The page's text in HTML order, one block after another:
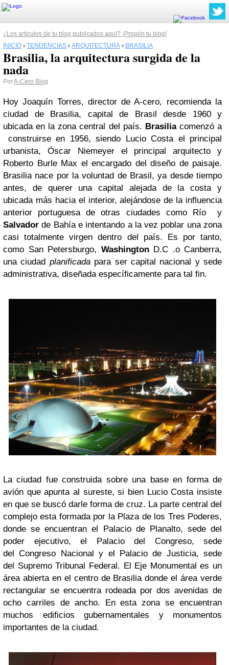
¿Los artículos de tu blog publicados aquí? ¡Propón tu blog!
INICIO › TENDENCIAS › ARQUITECTURA › BRASILIA
Brasilia, la arquitectura surgida de la
nada
PorA-Cero Blog
Hoy Joaquín Torres, director de A-cero, recomienda la
ciudad de Brasilia, capital de Brasil desde 1960 y
ubicada en la zona central del país. Brasiliacomenzó a
construirse en 1956, siendo Lucio Costa el principal
urbanista, Óscar Niemeyer el principal arquitecto y
Roberto Burle Max el encargado del diseño de paisaje.
Brasilia nace por la voluntad de Brasil, ya desde tiempo
antes, de querer una capital alejada de la costa y
ubicada más hacia el interior, alejándose de la influencia
anterior portuguesa de otras ciudades como Río y
Salvador de Bahía e intentando a la vez poblar una zona
casi totalmente virgen dentro del país. Es por tanto,
como San Petersburgo, WashingtonD.C .o Canberra,
una ciudad planificada para ser capital nacional y sede
administrativa, diseñada específicamente para tal fin.
La ciudad fue construida sobre una base en forma de
avión que apunta al sureste, si bien Lucio Costa insiste
en que se buscó darle forma de cruz. La parte central del
complejo esta formada por la Plaza de los Tres Poderes,
donde se encuentran el Palacio de Planalto, sede del
poder ejecutivo, el Palacio del Congreso, sede
del Congreso Nacional y el Palacio de Justicia, sede
del Supremo Tribunal Federal. El Eje Monumental es un
área abierta en el centro de Brasilia donde el área verde
rectangular se encuentra rodeada por dos avenidas de
ocho carriles de ancho. En esta zona se encuentran
muchos edificios gubernamentales y monumentos
importantes de la ciudad.